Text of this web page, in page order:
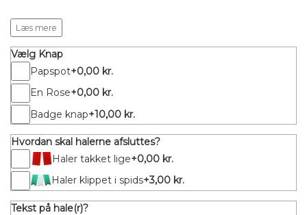
Dimensioner:
Diameter: ca. 15cm
Totallængde: ca. 55cm
Diameter på knap i midten: 60mm
Læs mere
Vælg Knap
Papspot+0,00 kr.
En Rose+0,00 kr.
Badge knap+10,00 kr.
Hvordan skal halerne afsluttes?
Haler takket lige+0,00 kr.
Haler klippet i spids+3,00 kr.
Tekst på hale(r)?